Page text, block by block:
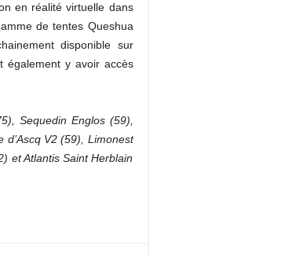
en réalité virtuelle dans
de tentes Queshua
disponible sur
également y avoir accès
Sequedin Englos (59),
V2 (59), Limonest
et Atlantis Saint Herblain